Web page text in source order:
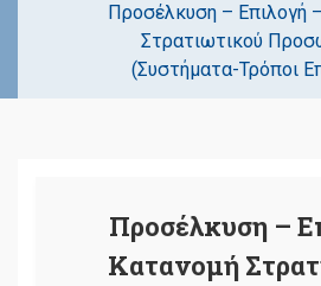
Προσέλκυση – Επιλογή
Στρατιωτικού
(Συστήµατα-Τρόποι
Προσέλκυση –
Κατανοµή